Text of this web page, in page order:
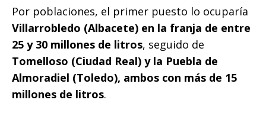
Por poblaciones, el primer puesto lo ocuparía
Villarrobledo (Albacete) en la franja de entre
25 y 30 millones de litros, seguido de
Tomelloso (Ciudad Real) y la Puebla de
Almoradiel (Toledo), ambos con más de 15
millones de litros.